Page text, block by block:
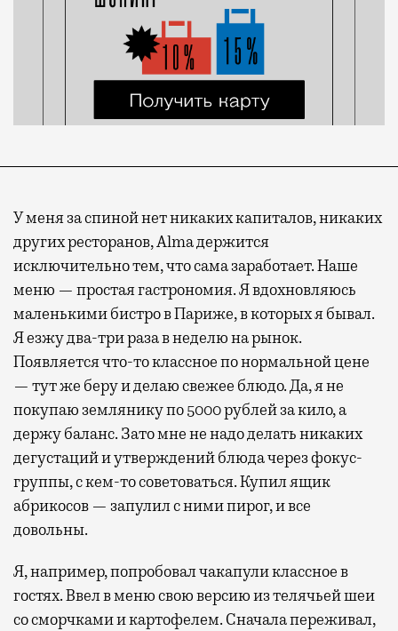
У меня за спиной нет никаких капиталов, никаких
других ресторанов, Alma держится
исключительно тем, что сама заработает. Наше
меню — простая гастрономия. Я вдохновляюсь
маленькими бистро в Париже, в которых я бывал.
Я езжу два-три раза в неделю на рынок.
Появляется что-то классное по нормальной цене
— тут же беру и делаю свежее блюдо. Да, я не
покупаю землянику по 5000 рублей за кило, а
держу баланс. Зато мне не надо делать никаких
дегустаций и утверждений блюда через фокус-
группы, с кем-то советоваться. Купил ящик
абрикосов — запулил с ними пирог, и все
довольны.
Я, например, попробовал чакапули классное в
гостях. Ввел в меню свою версию из телячьей шеи
со сморчками и картофелем. Сначала переживал,